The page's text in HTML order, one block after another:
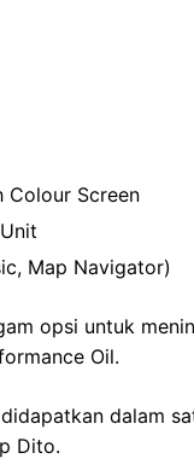
Colour Screen
Map Navigator)
opsi untuk
Oil.
dalam
Dito.